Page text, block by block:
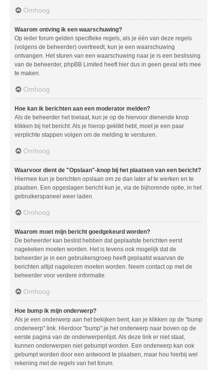
Omhoog
Waarom ontving ik een waarschuwing?
Op ieder forum gelden specifieke regels, als je één van deze regels
(volgens de beheerder) overtreedt, kun je een waarschuwing
ontvangen. Het sturen van een waarschuwing naar je is een beslissing
van de beheerder, phpBB Limited heeft hier dus in geen geval iets mee
te maken.
Omhoog
Hoe kan ik berichten aan een moderator melden?
Als de beheerder het toelaat, kun je op de hiervoor dienende knop
klikken bij het bericht. Als je hierop geklikt hebt, moet je een paar
verplichte stappen volgen om de melding te versturen.
Omhoog
Waarvoor dient de "Opslaan"-knop bij het plaatsen van een bericht?
Hiermee kun je berichten opslaan om ze dan later af te werken en te
plaatsen. Een opgeslagen bericht kun je, via de bijhorende optie, in het
gebruikerspaneel weer laden.
Omhoog
Waarom moet mijn bericht goedgekeurd worden?
De beheerder kan beslist hebben dat geplaatste berichten eerst
nagekeken moeten worden. Het is tevens ook mogelijk dat de
beheerder je in een gebruikersgroep heeft geplaatst waarvan de
berichten altijd nagelezen moeten worden. Neem contact op met de
beheerder voor verdere informatie.
Omhoog
Hoe bump ik mijn onderwerp?
Als je een onderwerp aan het bekijken bent, kan je klikken op de "bump
onderwerp" link. Hierdoor "bump" je het onderwerp naar boven op de
eerste pagina van de onderwerpenlijst. Als deze link er niet staat,
kunnen onderwerpen niet gebumpt worden. Een onderwerp kan ook
gebumpt worden door een antwoord te plaatsen, maar hou hierbij wel
rekening met de regels van het forum.